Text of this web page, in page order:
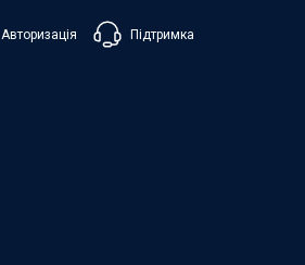
Авторизація Підтримка